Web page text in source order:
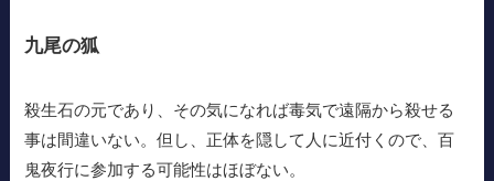
九尾の狐
殺生石の元であり、その気になれば毒気で遠隔から殺せる
事は間違いない。但し、正体を隠して人に近付くので、百
鬼夜行に参加する可能性はほぼない。